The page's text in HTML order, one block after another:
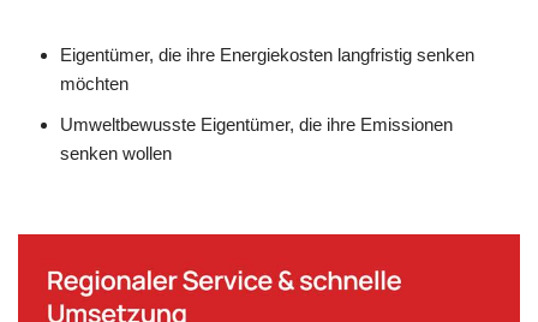
Eigentümer, die ihre Energiekosten langfristig senken
möchten
Umweltbewusste Eigentümer, die ihre Emissionen
senken wollen